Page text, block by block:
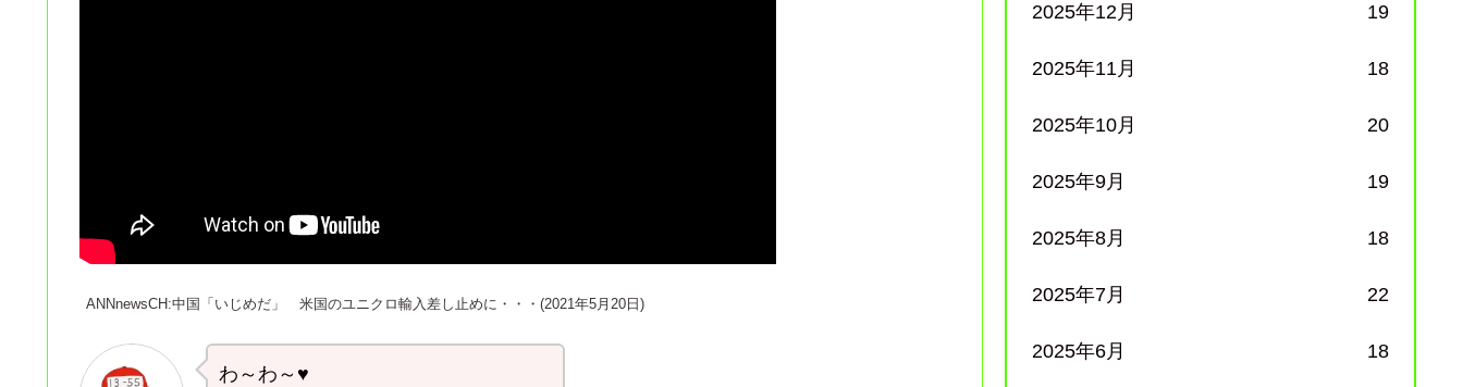
ANNnewsCH:中国「いじめだ」 米国のユニクロ輸入差し止めに・・・(2021年5月20日)
わ～わ～♥
2025年12月 19
2025年11月 18
2025年10月 20
2025年9月 19
2025年8月 18
2025年7月 22
2025年6月 18